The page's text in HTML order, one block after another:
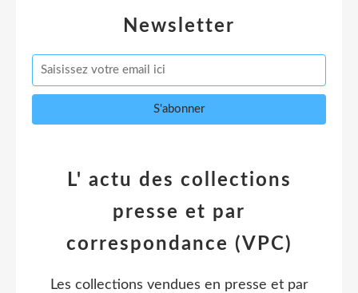
Newsletter
L' actu des collections
presse et par
correspondance (VPC)
Les collections vendues en presse et par